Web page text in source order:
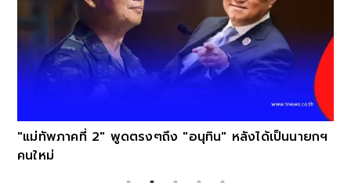
"แม่ทัพภาคที่ 2" พูดตรงๆถึง "อนุทิน" หลังได้เป็นนายกฯ
คนใหม่